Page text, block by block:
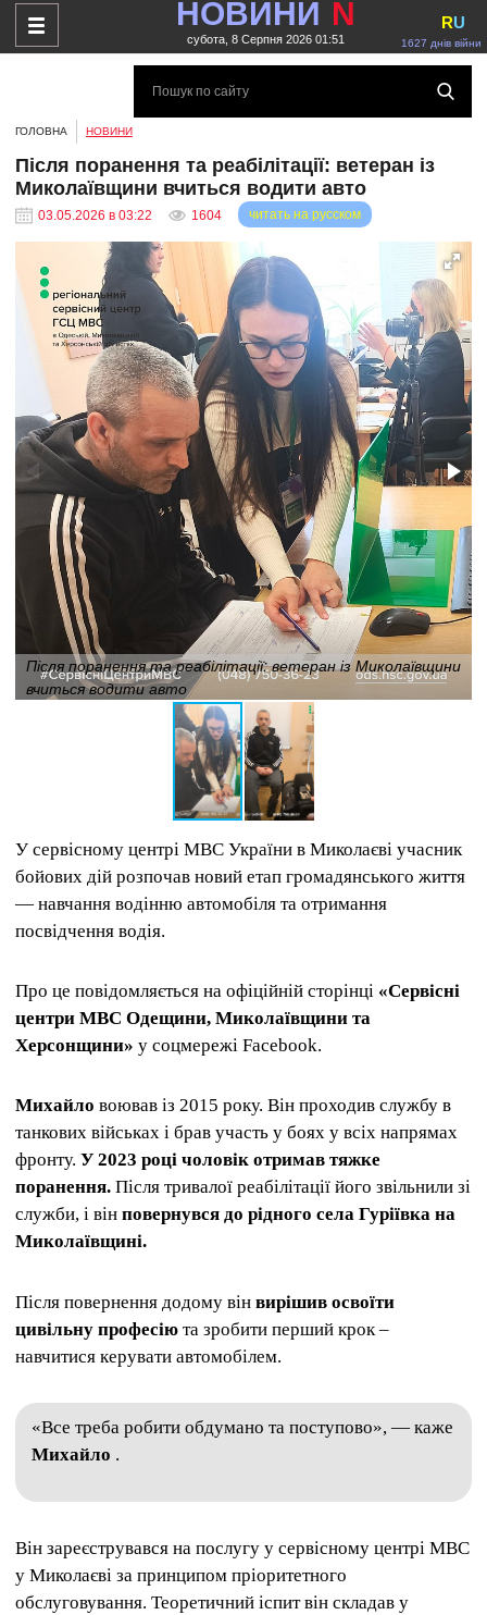
НОВИНИ N
субота, 8 Серпня 2026 01:51 1627 днів війни
RU
ГОЛОВНА НОВИНИ
Після поранення та реабілітації: ветеран із
Миколаївщини вчиться водити авто
03.05.2026 в 03:22 1604 читать на русском
Після поранення та реабілітації: ветеран із Миколаївщини
вчиться водити авто
У сервісному центрі МВС України в Миколаєві учасник
бойових дій розпочав новий етап громадянського життя
— навчання водінню автомобіля та отримання
посвідчення водія.
Про це повідомляється на офіційній сторінці «Сервісні
центри МВС Одещини, Миколаївщини та
Херсонщини» у соцмережі Facebook.
Михайло воював із 2015 року. Він проходив службу в
танкових військах і брав участь у боях у всіх напрямах
фронту. У 2023 році чоловік отримав тяжке
поранення. Після тривалої реабілітації його звільнили зі
служби, і він повернувся до рідного села Гуріївка на
Миколаївщині.
Після повернення додому він вирішив освоїти
цивільну професію та зробити перший крок –
навчитися керувати автомобілем.
«Все треба робити обдумано та поступово», — каже
Михайло .
Він зареєструвався на послугу у сервісному центрі МВС
у Миколаєві за принципом пріоритетного
обслуговування. Теоретичний іспит він складав у